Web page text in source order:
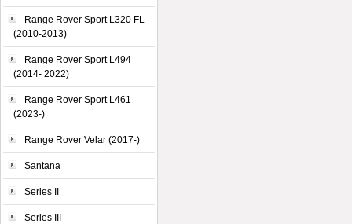
Range Rover Sport L320 FL
(2010-2013)
Range Rover Sport L494
(2014- 2022)
Range Rover Sport L461
(2023-)
Range Rover Velar (2017-)
Santana
Series II
Series III